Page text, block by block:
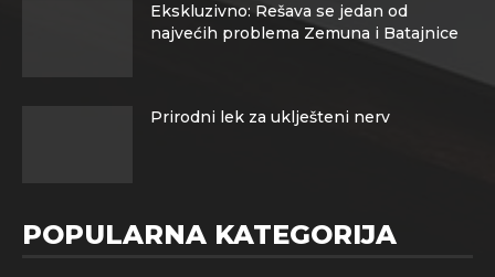
Ekskluzivno: Rešava se jedan od
najvećih problema Zemuna i Batajnice
Prirodni lek za uklješteni nerv
POPULARNA KATEGORIJA